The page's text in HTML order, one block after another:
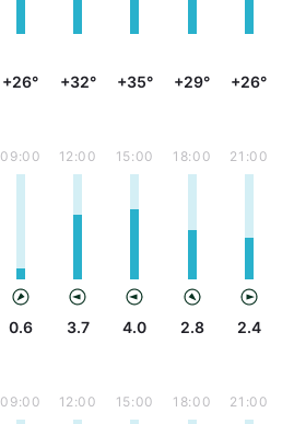
+26° +32° +35° +29° +26°
09:00
0.6
12:00
3.7
15:00
4.0
18:00
2.8
21:00
2.4
09:00 12:00 15:00 18:00 21:00